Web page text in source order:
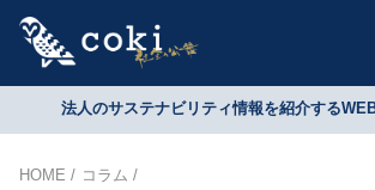
法人のサステナビリティ情報を紹介する
HOME
コラム